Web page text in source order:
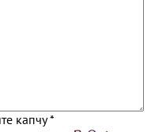
капчу *